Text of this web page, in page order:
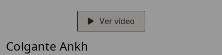
Ver vídeo
Colgante Ankh